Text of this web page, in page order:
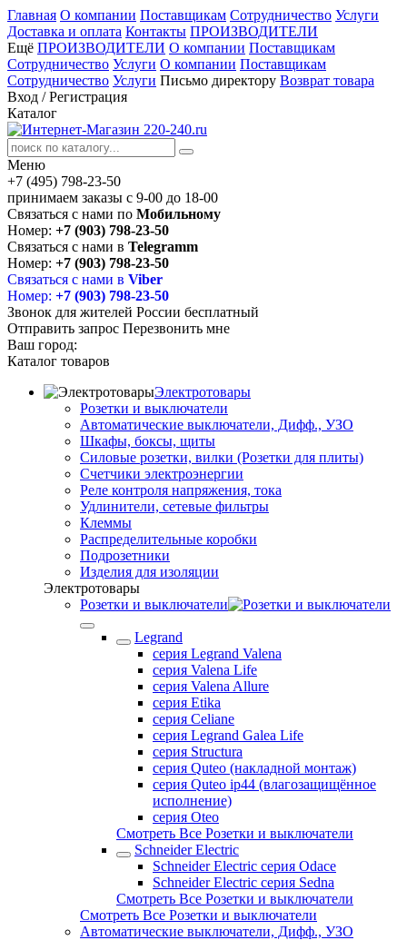
Главная О компании Поставщикам Сотрудничество Услуги
Доставка и оплата Контакты ПРОИЗВОДИТЕЛИ
Ещё ПРОИЗВОДИТЕЛИ О компании Поставщикам
Сотрудничество Услуги О компании Поставщикам
Сотрудничество Услуги Письмо директору Возврат товара
Вход /Регистрация
Каталог
Меню
+7 (495) 798-23-50
принимаем заказы с 9-00 до 18-00
Связаться с нами по Мобильному
Номер: +7 (903) 798-23-50
Связаться с нами в Telegramm
Номер: +7 (903) 798-23-50
Связаться с нами в Viber
Номер: +7 (903) 798-23-50
Звонок для жителей России бесплатный
Отправить запрос Перезвонить мне
Ваш город:
Каталог товаров
Электротовары
Розетки и выключатели
Автоматические выключатели, Дифф., УЗО
Шкафы, боксы, щиты
Силовые розетки, вилки (Розетки для плиты)
Счетчики электроэнергии
Реле контроля напряжения, тока
Удлинители, сетевые фильтры
Клеммы
Распределительные коробки
Подрозетники
Изделия для изоляции
Электротовары
Розетки и выключатели
Legrand
серия Legrand Valena
серия Valena Life
серия Valena Allure
серия Etika
серия Celiane
серия Legrand Galea Life
серия Structura
серия Quteo (накладной монтаж)
серия Quteo ip44 (влагозащищённое
исполнение)
серия Oteo
Смотреть Все Розетки и выключатели
Schneider Electric
Schneider Electric серия Odace
Schneider Electric серия Sedna
Смотреть Все Розетки и выключатели
Смотреть Все Розетки и выключатели
Автоматические выключатели, Дифф., УЗО